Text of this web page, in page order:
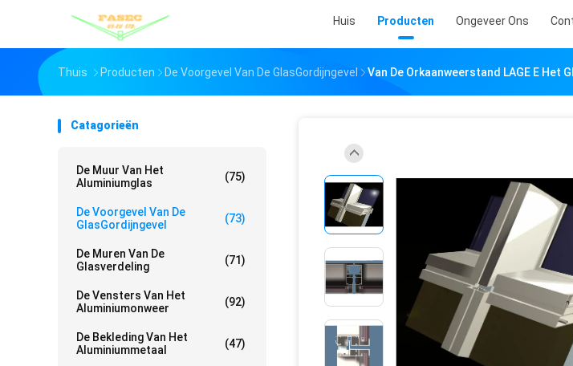
Huis Producten Ongeveer Ons
Thuis Producten De Voorgevel Van De GlasGordijngevel Van De Orkaanweerstand LAGE E Het
Catagorieën
De Muur Van Het
Aluminiumglas
(75)
De Voorgevel Van De
GlasGordijngevel
(73)
De Muren Van De
Glasverdeling
(71)
De Vensters Van Het
Aluminiumonweer
(92)
De Bekleding Van Het
Aluminiummetaal
(47)